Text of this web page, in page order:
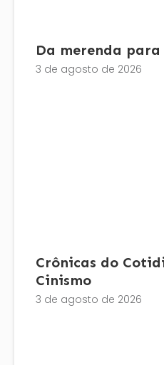
Da merenda
3 de agosto de 2026
Crônicas do
Cinismo
3 de agosto de 2026